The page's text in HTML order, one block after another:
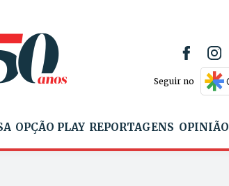
Seguir no
OPÇÃO PLAY REPORTAGENS OPINIÃO